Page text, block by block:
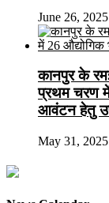
June 26, 2025
कानपुर के
प्रथम चरण में
आवंटन हेतु
May 31, 2025